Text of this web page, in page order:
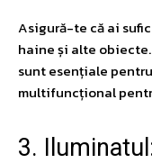
Asigură-te că ai
haine și alte
sunt esențiale
multifuncțional
3.